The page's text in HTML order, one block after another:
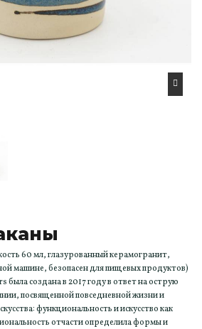
60 мл, глазурованный керамогранит,
машине, безопасен для пищевых продуктов)
создана в 2017 году в ответ на острую
посвященной повседневной жизни и
функциональность и искусство как
отчасти определила формы и